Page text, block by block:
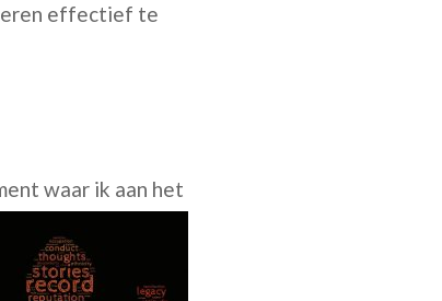
effectief te
waar ik aan het